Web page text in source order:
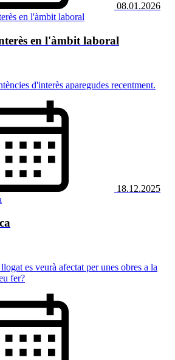
08.01.2026
en l'àmbit laboral
d'interès aparegudes recentment.
18.12.2025
es veurà afectat per unes obres a la
fer?